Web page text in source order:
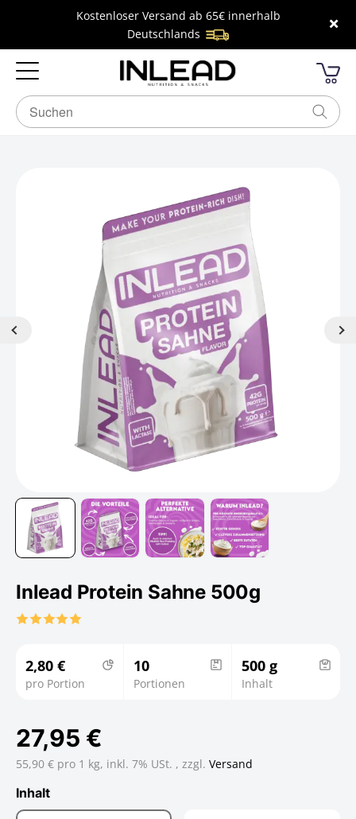
Kostenloser Versand ab 65€ innerhalb
Deutschlands
×
Inlead Protein Sahne 500g
2,80 €
pro Portion
10
Portionen
500 g
Inhalt
27,95 €
55,90 € pro 1 kg, inkl. 7% USt. , zzgl. Versand
Inhalt